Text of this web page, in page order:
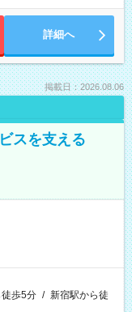
詳細へ
掲載日：2026.08.06
スを支える
歩5分 / 新宿駅から徒